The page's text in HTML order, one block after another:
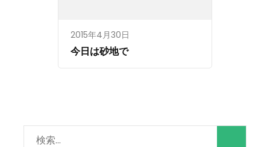
2015年4月30日
今日は砂地で
検